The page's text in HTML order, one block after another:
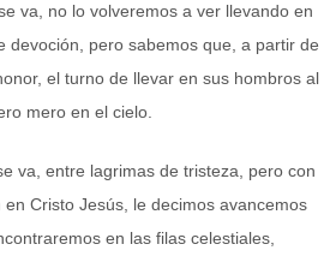
va, no lo volveremos a ver llevando en
devoción, pero sabemos que, a partir de
el turno de llevar en sus hombros al
mero en el cielo.
va, entre lagrimas de tristeza, pero con
Cristo Jesús, le decimos avancemos
en las filas celestiales,